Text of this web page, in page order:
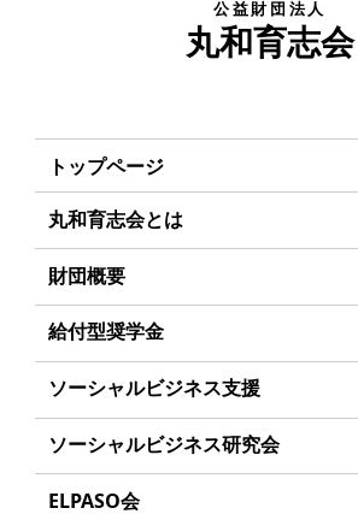
公益財団法人
丸和育志会
トップページ
丸和育志会とは
理事長あいさつ
丸和育志会の目指す未来
学生のみなさんへ
起業を考えているみなさんへ
応援したいみなさんへ
財団概要
理念
沿革
組織
給付型奨学金
事業方針
募集要項
給付型奨学金とは
ソーシャルビジネス支援
事業方針
ソーシャルビジネス研究会
研究会のねらい
ELPASO会